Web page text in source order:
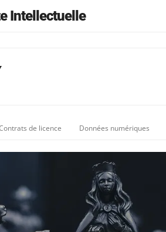
Intellectuelle
de licence Données numériques